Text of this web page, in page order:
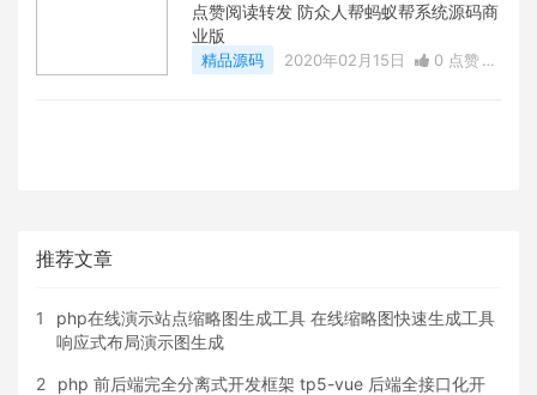
点赞阅读转发 防众人帮蚂蚁帮系统源码商
业版
精品源码 2020年02月15日
0 点赞
推荐文章
1
php在线演示站点缩略图生成工具 在线缩略图快速生成工具
响应式布局演示图生成
2
php 前后端完全分离式开发框架 tp5-vue 后端全接口化开